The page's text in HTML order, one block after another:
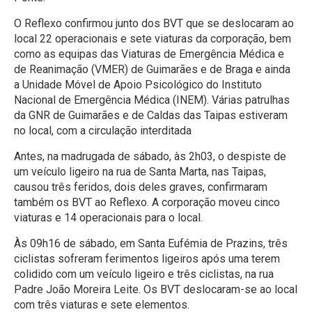
O Reflexo confirmou junto dos BVT que se deslocaram ao
local 22 operacionais e sete viaturas da corporação, bem
como as equipas das Viaturas de Emergência Médica e
de Reanimação (VMER) de Guimarães e de Braga e ainda
a Unidade Móvel de Apoio Psicológico do Instituto
Nacional de Emergência Médica (INEM). Várias patrulhas
da GNR de Guimarães e de Caldas das Taipas estiveram
no local, com a circulação interditada
Antes, na madrugada de sábado, às 2h03, o despiste de
um veículo ligeiro na rua de Santa Marta, nas Taipas,
causou três feridos, dois deles graves, confirmaram
também os BVT ao Reflexo. A corporação moveu cinco
viaturas e 14 operacionais para o local.
Às 09h16 de sábado, em Santa Eufémia de Prazins, três
ciclistas sofreram ferimentos ligeiros após uma terem
colidido com um veículo ligeiro e três ciclistas, na rua
Padre João Moreira Leite. Os BVT deslocaram-se ao local
com três viaturas e sete elementos.